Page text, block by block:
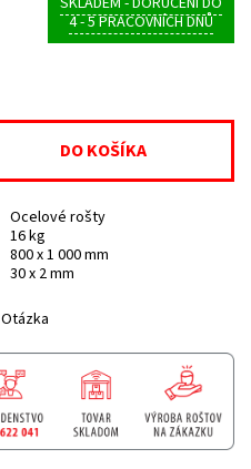
4 - 5 PRACOVNÍCH DNŮ
Ocelové rošty
16 kg
800 x 1 000 mm
30 x 2 mm
Otázka